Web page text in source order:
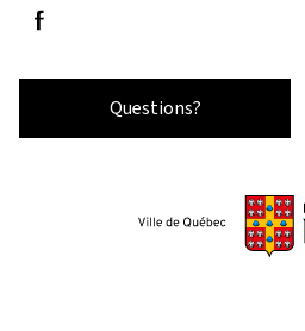
Follow us on Facebook
Questions?